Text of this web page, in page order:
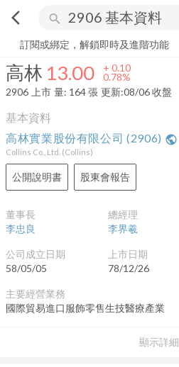
arrow_back_ios search
高林 13.00+ 0.78%
訂閱或綁定，解鎖即時及進階功能
高林 13.00 + 0.10
0.78%
2906 上市 量: 164張 更新:08/06 收盤
基本資料
顯示詳細
高林實業股份有限公司 (2906) public
Collins Co., Ltd. (Collins)
公開說明書 股東會報告
董事長
李忠良
總經理
李界羲
公司成立日期
58/05/05
上市日期
78/12/26
主要經營業務
國際貿易進口服飾零售生技醫療產業